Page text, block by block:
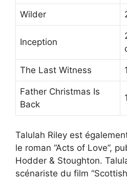
Wilder
Inception
The Last Witness
Father Christmas Is
Back
Talulah Riley est
le roman “Acts of Love”,
Hodder & Stoughton.
scénariste du film